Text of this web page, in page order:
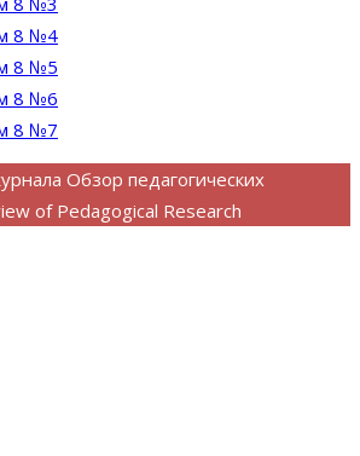
8 №4
8 №5
8 №6
8 №7
Обзор педагогических
of Pedagogical Research